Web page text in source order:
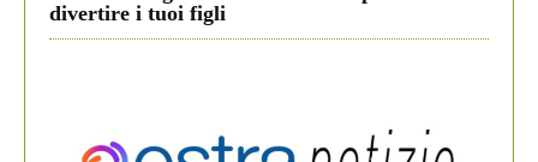
divertire i tuoi figli